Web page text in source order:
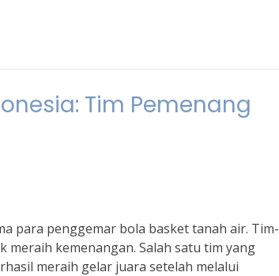
Tim Pemenang
para penggemar bola basket tanah air. Tim-
kemenangan. Salah satu tim yang
meraih gelar juara setelah melalui